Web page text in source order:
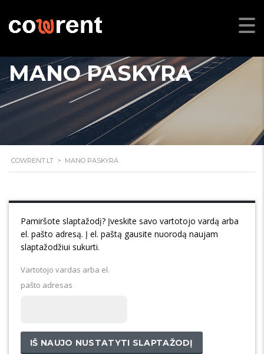
MANO PASKYRA
COWRENT.LT > MANO PASKYRA
Pamiršote slaptažodį? Įveskite savo vartotojo vardą arba
el. pašto adresą. Į el. paštą gausite nuorodą naujam
slaptažodžiui sukurti.
Vartotojo vardas arba el.
pašto adresas
IŠ NAUJO NUSTATYTI SLAPTAŽODĮ